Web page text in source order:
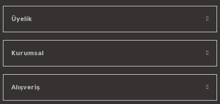
Üyelik
Kurumsal
Alışveriş